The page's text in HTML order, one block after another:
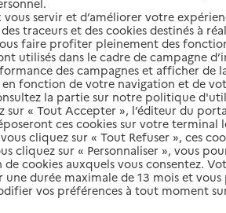
et services autour de
servir et d’améliorer votre
traceurs et des cookies destinés à
faire profiter pleinement des
utilisés dans le cadre de campagne
des campagnes et afficher de
en fonction de votre navigation et de
la partie sur notre politique
sur « Tout Accepter », l’éditeur du
ces cookies sur votre terminal
cliquez sur « Tout Refuser », ces
cliquez sur « Personnaliser », vous
cookies auxquels vous consentez.
une durée maximale de 13 mois et
vos préférences à tout moment